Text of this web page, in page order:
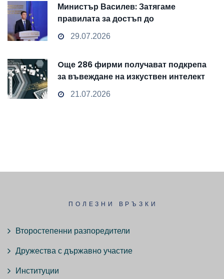
Министър Василев: Затягаме
правилата за достъп до
чувствителни данни
29.07.2026
Oще 286 фирми получават подкрепа
за въвеждане на изкуствен интелект
и облачни технологии
21.07.2026
ПОЛЕЗНИ ВРЪЗКИ
Второстепенни разпоредители
Дружества с държавно участие
Институции